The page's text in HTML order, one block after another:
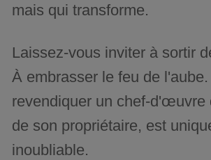
mais qui transforme.
Laissez-vous inviter à sortir
À embrasser le feu de
revendiquer un chef-d'œuvre
de son propriétaire, est
inoubliable.